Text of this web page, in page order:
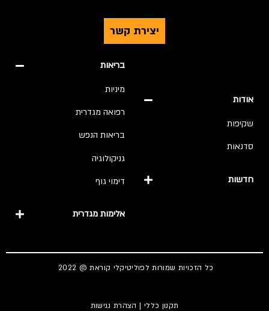
יצירת קשר
אודות
שקיפות
סדנאות
חדשות
בריאות
מיניות
רפואה מגדרית
בריאות הנפש
גניקולוגיה
דימוי גוף
אלימות מגדרית
כל הזכויות שמורות לפוליטיקלי קוראת @ 2022
תקנון כללי | הצהרת נגישות